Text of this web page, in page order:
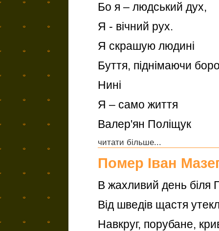
Бо я – людський дух,
Я - вічний рух.
Я скрашую людині
Буття, піднімаючи
Нині
Я – само життя
Валер'ян Поліщук
читати більше...
Помер Іван
В жахливий день біля
Від шведів щастя
Навкруг, порубане,